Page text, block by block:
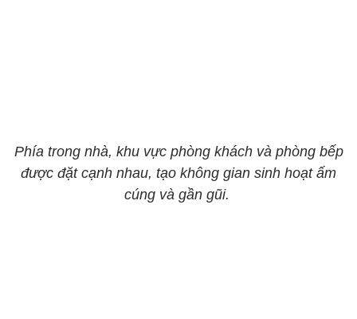
Phía trong nhà, khu vực phòng khách và phòng bếp
được đặt cạnh nhau, tạo không gian sinh hoạt ấm
cúng và gần gũi.